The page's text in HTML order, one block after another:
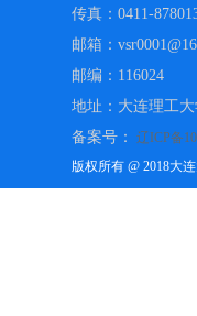
传真：0411-
邮箱：
邮编：116024
地址：大连理工
备案号：
辽ICP备
版权所有 @ 2018大